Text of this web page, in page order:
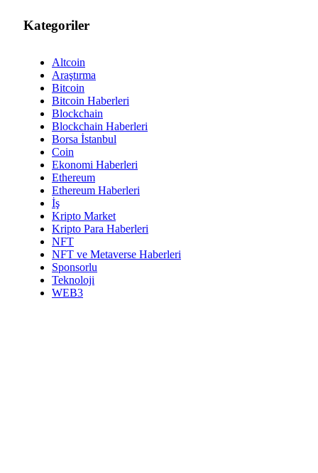
Kategoriler
Altcoin
Araştırma
Bitcoin
Bitcoin Haberleri
Blockchain
Blockchain Haberleri
Borsa İstanbul
Coin
Ekonomi Haberleri
Ethereum
Ethereum Haberleri
İş
Kripto Market
Kripto Para Haberleri
NFT
NFT ve Metaverse Haberleri
Sponsorlu
Teknoloji
WEB3